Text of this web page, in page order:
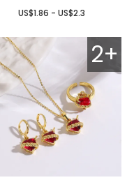
US$1.86 - US$2.3
2+